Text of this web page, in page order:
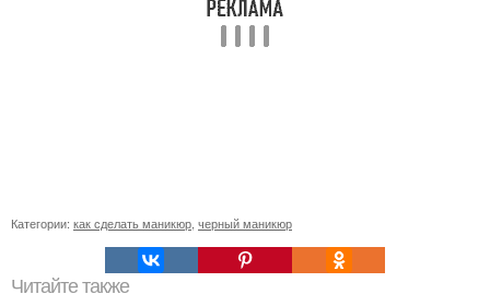
Категории: как сделать маникюр черный маникюр
Читайте также